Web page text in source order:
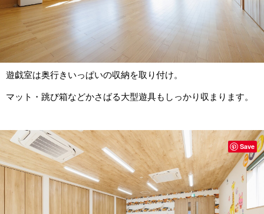
遊戯室は奥行きいっぱいの収納を取り付け。
マット・跳び箱などかさばる大型遊具もしっかり収まります。
Save